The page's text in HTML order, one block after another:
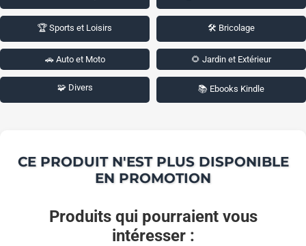
🏆 Sports et Loisirs 🛠️ Bricolage
🚗 Auto et Moto 🌻 Jardin et Extérieur
🧩 Divers 📚 Ebooks Kindle
CE PRODUIT N'EST PLUS DISPONIBLE
EN PROMOTION
Produits qui pourraient vous
intéresser :